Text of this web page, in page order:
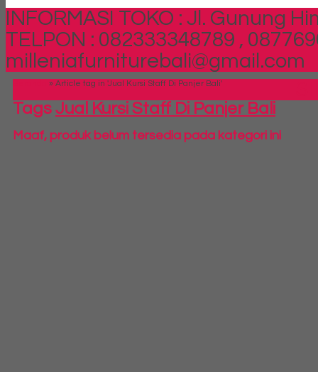
INFORMASI TOKO : Jl. Gunung
TELPON : 082333348789 ,
milleniafurniturebali@gmail.com
» Article tag in 'Jual Kursi Staff Di Panjer Bali'
Tags Jual Kursi Staff Di Panjer Bali
Maaf, produk belum tersedia pada kategori ini